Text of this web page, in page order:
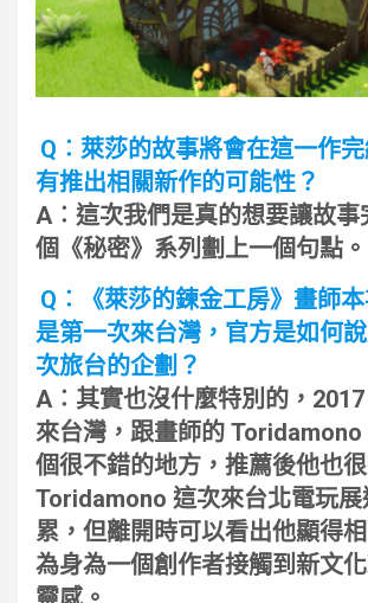
Q︰萊莎的故事將會在這一作
有推出相關新作的可能性？
A︰這次我們是真的想要讓故事
個《秘密》系列劃上一個句點。
Q︰《萊莎的鍊金工房》畫師
是第一次來台灣，官方是如何
次旅台的企劃？
A︰其實也沒什麼特別的，
來台灣，跟畫師的
個很不錯的地方，推薦後他也
Toridamono 這次來台北電玩展
累，但離開時可以看出他顯得
為身為一個創作者接觸到新文